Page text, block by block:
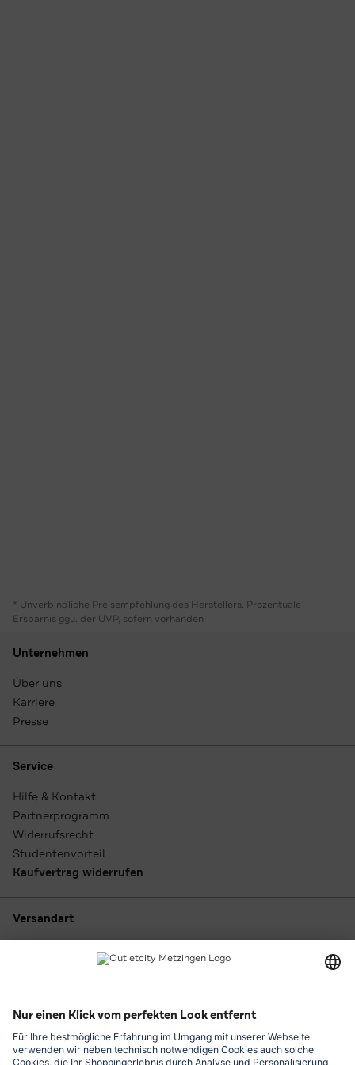
* Unverbindliche Preisempfehlung des Herstellers. Prozentuale
Ersparnis ggü. der UVP, sofern vorhanden
Unternehmen
Über uns
Karriere
Presse
Service
Hilfe & Kontakt
Partnerprogramm
Widerrufsrecht
Studentenvorteil
Kaufvertrag widerrufen
Versandart